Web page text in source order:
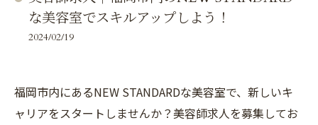
な美容室でスキルアップしよう！
2024/02/19
福岡市内にあるNEW STANDARDな美容室で、新しいキ
ャリアをスタートしませんか？美容師求人を募集してお